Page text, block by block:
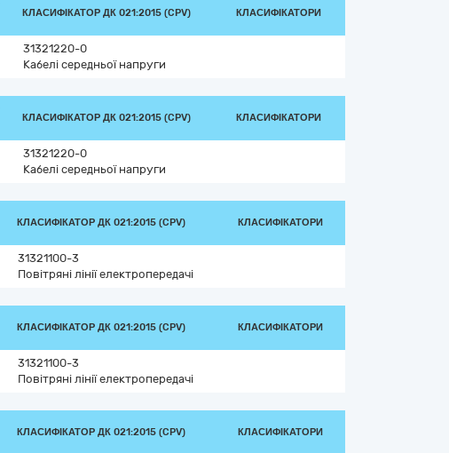
КЛАСИФІКАТОР ДК 021:2015 (CPV) КЛАСИФІКАТОРИ
31321220-0
Кабелі середньої напруги
КЛАСИФІКАТОР ДК 021:2015 (CPV) КЛАСИФІКАТОРИ
31321220-0
Кабелі середньої напруги
КЛАСИФІКАТОР ДК 021:2015 (CPV) КЛАСИФІКАТОРИ
31321100-3
Повітряні лінії електропередачі
КЛАСИФІКАТОР ДК 021:2015 (CPV) КЛАСИФІКАТОРИ
31321100-3
Повітряні лінії електропередачі
КЛАСИФІКАТОР ДК 021:2015 (CPV) КЛАСИФІКАТОРИ